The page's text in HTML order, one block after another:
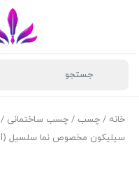
خانه / چسب / چسب ساختمانی /
سیلیکون مخصوص نما سلسیل (Selsil) شفاف 300 میل